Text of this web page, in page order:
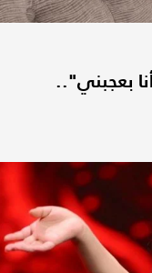
بعجبني"..